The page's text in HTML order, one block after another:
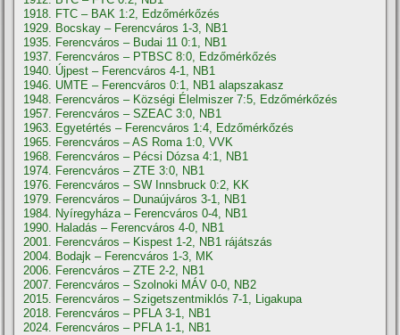
1918. FTC – BAK 1:2, Edzőmérkőzés
1929. Bocskay – Ferencváros 1-3, NB1
1935. Ferencváros – Budai 11 0:1, NB1
1937. Ferencváros – PTBSC 8:0, Edzőmérkőzés
1940. Újpest – Ferencváros 4-1, NB1
1946. UMTE – Ferencváros 0:1, NB1 alapszakasz
1948. Ferencváros – Községi Élelmiszer 7:5, Edzőmérkőzés
1957. Ferencváros – SZEAC 3:0, NB1
1963. Egyetértés – Ferencváros 1:4, Edzőmérkőzés
1965. Ferencváros – AS Roma 1:0, VVK
1968. Ferencváros – Pécsi Dózsa 4:1, NB1
1974. Ferencváros – ZTE 3:0, NB1
1976. Ferencváros – SW Innsbruck 0:2, KK
1979. Ferencváros – Dunaújváros 3-1, NB1
1984. Nyíregyháza – Ferencváros 0-4, NB1
1990. Haladás – Ferencváros 4-0, NB1
2001. Ferencváros – Kispest 1-2, NB1 rájátszás
2004. Bodajk – Ferencváros 1-3, MK
2006. Ferencváros – ZTE 2-2, NB1
2007. Ferencváros – Szolnoki MÁV 0-0, NB2
2015. Ferencváros – Szigetszentmiklós 7-1, Ligakupa
2018. Ferencváros – PFLA 3-1, NB1
2024. Ferencváros – PFLA 1-1, NB1